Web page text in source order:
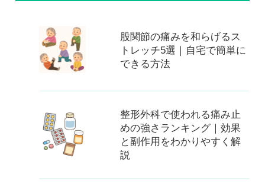
股関節の痛みを和らげるス
トレッチ5選｜自宅で簡単に
できる方法
整形外科で使われる痛み止
めの強さランキング｜効果
と副作用をわかりやすく解
説